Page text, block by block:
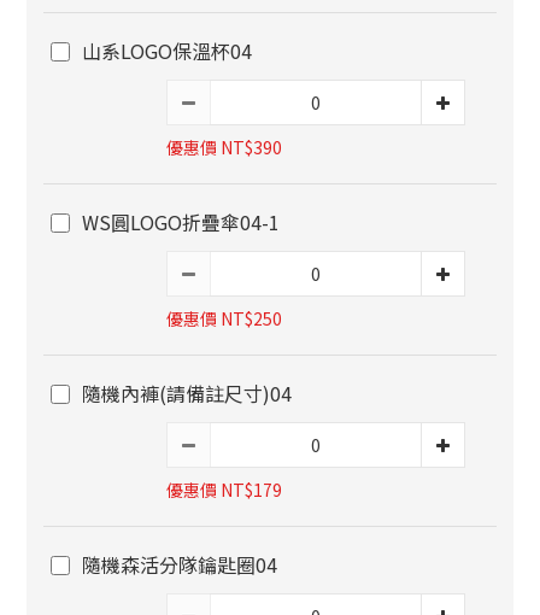
山系LOGO保溫杯04
優惠價 NT$390
WS圓LOGO折疊傘04-1
優惠價 NT$250
隨機內褲(請備註尺寸)04
優惠價 NT$179
隨機森活分隊鑰匙圈04